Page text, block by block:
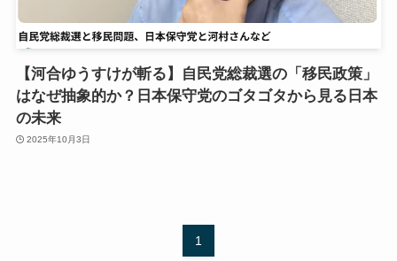
【河合ゆうすけが斬る】自民党総裁選の「移民政策」
はなぜ抽象的か？日本保守党のゴタゴタから見る日本
の未来
2025年10月3日
1